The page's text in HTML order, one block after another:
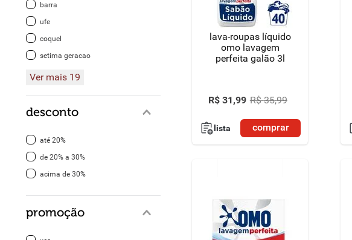
barra
ufe
coquel
setima geracao
Ver mais 19
desconto
até 20%
de 20% a 30%
acima de 30%
promoção
lava-roupas líquido
omo lavagem
perfeita galão 3l
R$ 31,99 R$ 35,99
lista comprar
detergente